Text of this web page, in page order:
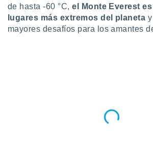
en
más
de hasta -60 °C,el Monte Everest
lugares más extremos del planeta
mayores desafíos para los amantes